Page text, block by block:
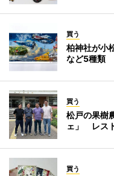
買う
柏神社が小
など5種類
買う
松戸の果樹
ェ」 レス
買う